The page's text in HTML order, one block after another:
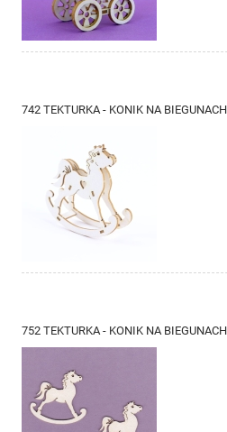
742 TEKTURKA - KONIK NA
752 TEKTURKA - KONIK NA